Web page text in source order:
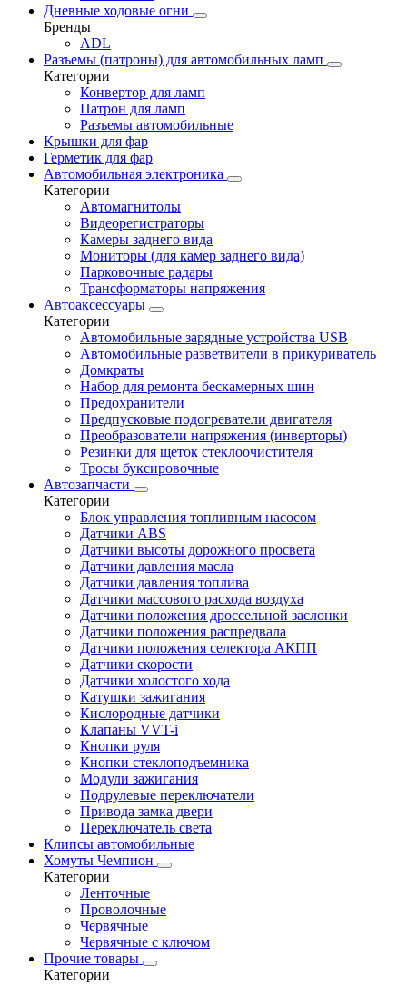
Дневные ходовые огни
Бренды
ADL
Разъемы (патроны) для автомобильных ламп
Категории
Конвертор для ламп
Патрон для ламп
Разъемы автомобильные
Крышки для фар
Герметик для фар
Автомобильная электроника
Категории
Автомагнитолы
Видеорегистраторы
Камеры заднего вида
Мониторы (для камер заднего вида)
Парковочные радары
Трансформаторы напряжения
Автоаксессуары
Категории
Автомобильные зарядные устройства USB
Автомобильные разветвители в прикуриватель
Домкраты
Набор для ремонта бескамерных шин
Предохранители
Предпусковые подогреватели двигателя
Преобразователи напряжения (инверторы)
Резинки для щеток стеклоочистителя
Тросы буксировочные
Автозапчасти
Категории
Блок управления топливным насосом
Датчики ABS
Датчики высоты дорожного просвета
Датчики давления масла
Датчики давления топлива
Датчики массового расхода воздуха
Датчики положения дроссельной заслонки
Датчики положения распредвала
Датчики положения селектора АКПП
Датчики скорости
Датчики холостого хода
Катушки зажигания
Кислородные датчики
Клапаны VVT-i
Кнопки руля
Кнопки стеклоподъемника
Модули зажигания
Подрулевые переключатели
Привода замка двери
Переключатель света
Клипсы автомобильные
Хомуты Чемпион
Категории
Ленточные
Проволочные
Червячные
Червячные с ключом
Прочие товары
Категории